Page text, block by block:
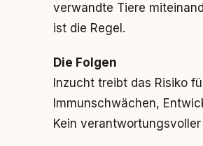
verwandte Tiere
ist die Regel.
Die Folgen
Inzucht treibt das Risiko
Immunschwächen,
Kein verantwortungsvoller